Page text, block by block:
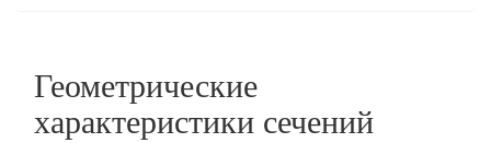
Геометрические
характеристики сечений